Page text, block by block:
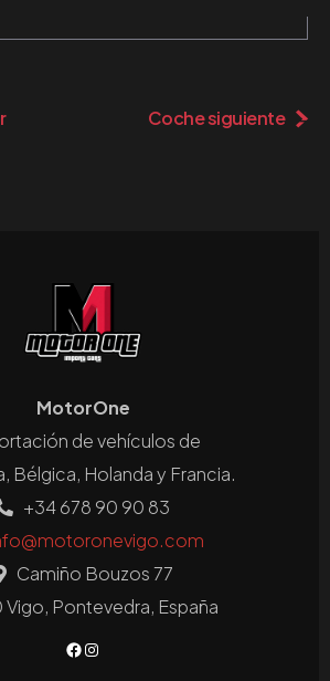
Coche siguiente
MotorOne
de vehículos de
Bélgica, Holanda y Francia.
+34 678 90 90 83
Camiño Bouzos 77
Pontevedra, España